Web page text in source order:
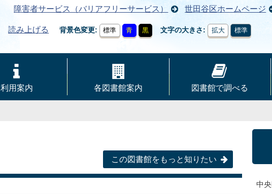
障害者サービス（バリアフリーサービス） 世田谷区ホームページ
読み上げる 背景色変更 標準 青 黒 文字の大きさ 拡大 標準
利用案内 各図書館案内 図書館で調べる
この図書館をもっと知りたい
中